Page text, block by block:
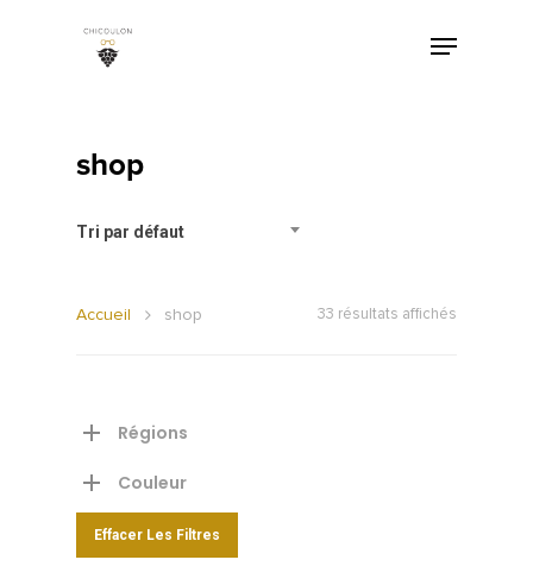
shop
Tri par défaut
33 résultats affichés
Accueil shop
Régions
Couleur
Effacer Les Filtres